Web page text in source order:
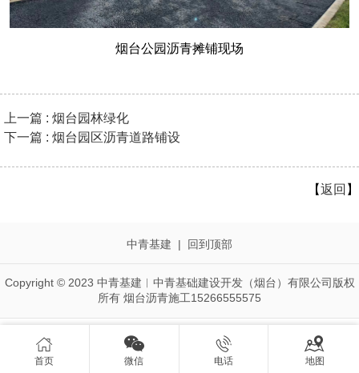
烟台公园沥青摊铺现场
上一篇 : 烟台园林绿化
下一篇 : 烟台园区沥青道路铺设
【返回 】
中青基建 | 回到顶部
Copyright © 2023 中青基建︱中青基础建设开发（烟台）有限公司版权
所有 烟台沥青施工15266555575

首页

微信

电话

地图